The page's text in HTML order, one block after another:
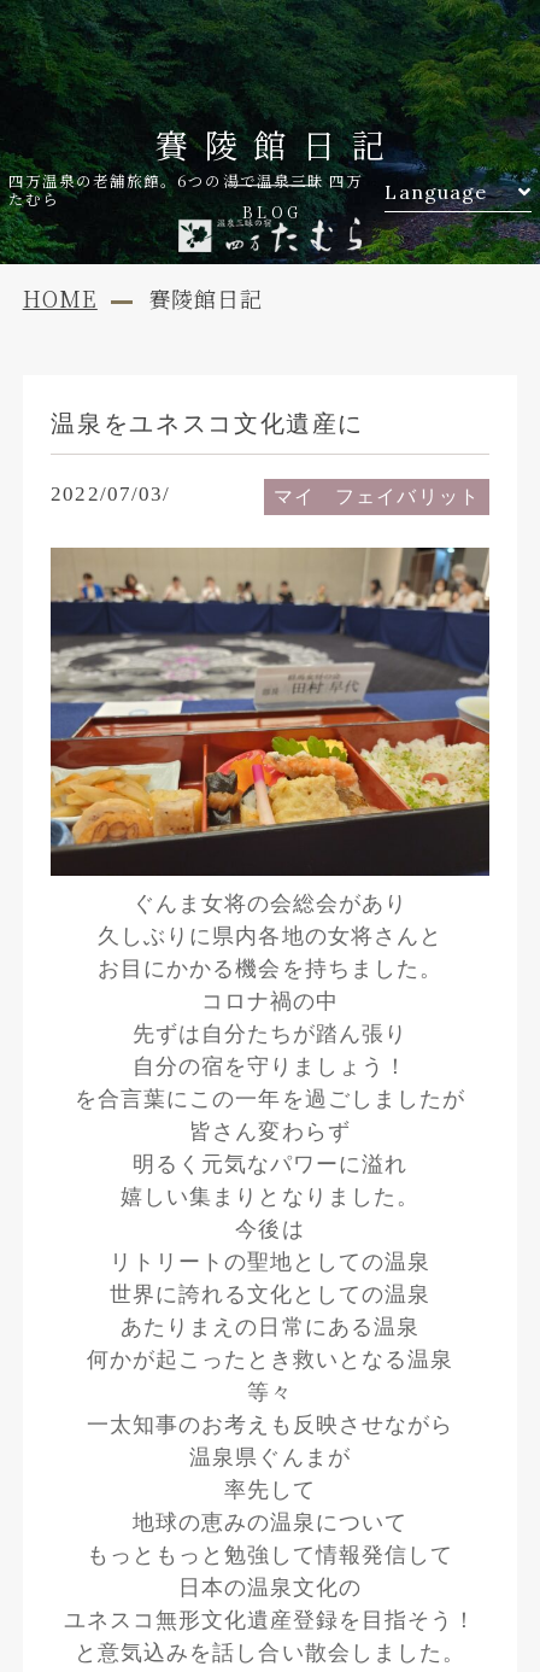
四万温泉の老舗旅館。6つの湯で温泉三昧 四万
たむら
Language
賽陵館日記
BLOG
HOME 賽陵館日記
温泉をユネスコ文化遺産に
2022/07/03/ マイ フェイバリット
ぐんま女将の会総会があり
久しぶりに県内各地の女将さんと
お目にかかる機会を持ちました。
コロナ禍の中
先ずは自分たちが踏ん張り
自分の宿を守りましょう！
を合言葉にこの一年を過ごしましたが
皆さん変わらず
明るく元気なパワーに溢れ
嬉しい集まりとなりました。
今後は
リトリートの聖地としての温泉
世界に誇れる文化としての温泉
あたりまえの日常にある温泉
何かが起こったとき救いとなる温泉
等々
一太知事のお考えも反映させながら
温泉県ぐんまが
率先して
地球の恵みの温泉について
もっともっと勉強して情報発信して
日本の温泉文化の
ユネスコ無形文化遺産登録を目指そう！
と意気込みを話し合い散会しました。